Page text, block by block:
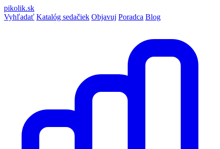
pikolik.sk
Vyhľadať Katalóg sedačiek Objavuj Poradca Blog